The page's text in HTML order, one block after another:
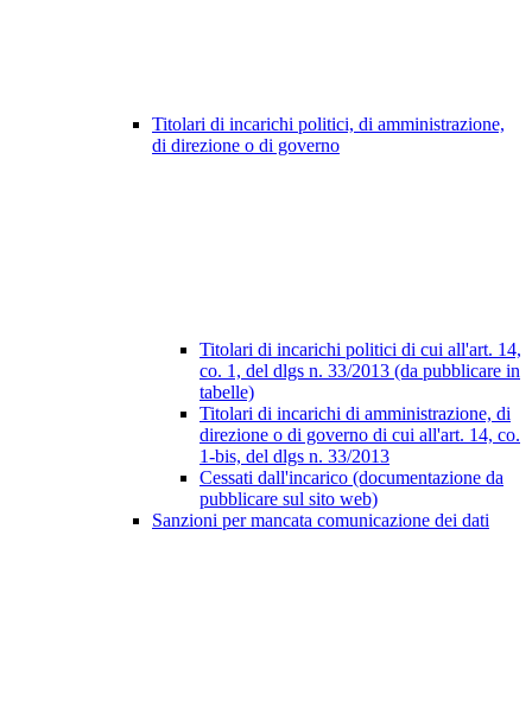
Titolari di incarichi politici, di amministrazione,
di direzione o di governo
Titolari di incarichi politici di cui all'art. 14,
co. 1, del dlgs n. 33/2013 (da pubblicare in
tabelle)
Titolari di incarichi di amministrazione, di
direzione o di governo di cui all'art. 14, co.
1-bis, del dlgs n. 33/2013
Cessati dall'incarico (documentazione da
pubblicare sul sito web)
Sanzioni per mancata comunicazione dei dati